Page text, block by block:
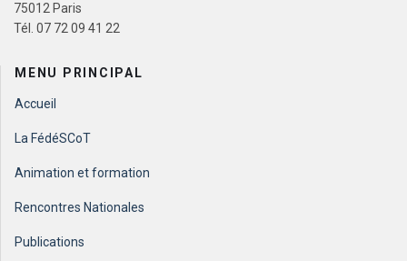
75012 Paris
Tél. 07 72 09 41 22
MENU PRINCIPAL
Accueil
La FédéSCoT
Animation et formation
Rencontres Nationales
Publications